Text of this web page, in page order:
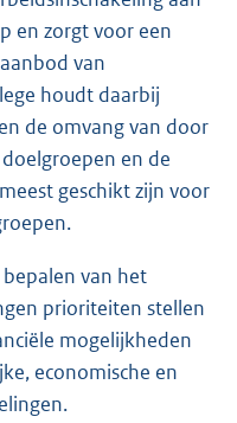
en zorgt voor een
van
houdt daarbij
de omvang van door
en de
geschikt zijn voor
van het
prioriteiten stellen
mogelijkheden
economische en